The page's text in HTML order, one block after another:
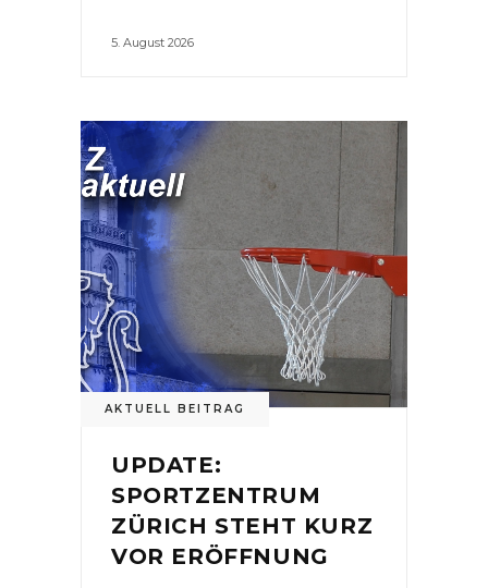
5. August 2026
AKTUELL BEITRAG
UPDATE:
SPORTZENTRUM
ZÜRICH STEHT KURZ
VOR ERÖFFNUNG